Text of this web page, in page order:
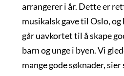
arrangerer i år. Dette er
musikalsk gave til Oslo,
går uavkortet til å skape
barn og unge i byen. Vi
mange gode søknader,